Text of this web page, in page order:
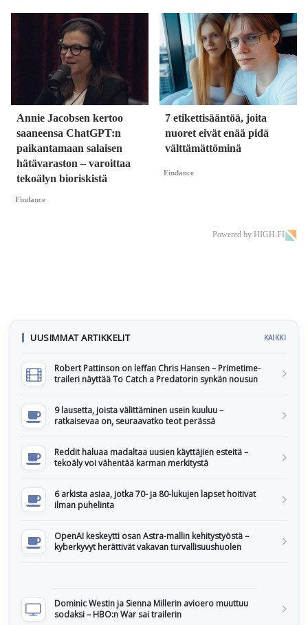
Annie Jacobsen kertoo
saaneensa ChatGPT:n
paikantamaan salaisen
hätävaraston – varoittaa
tekoälyn bioriskistä
Findance
7 etikettisääntöä, joita
nuoret eivät enää pidä
välttämättöminä
Findance
Powered by HIGH.FI
UUSIMMAT ARTIKKELIT KAIKKI
Robert Pattinson on leffan Chris Hansen – Primetime-
traileri näyttää To Catch a Predatorin synkän nousun
9 lausetta, joista välittäminen usein kuuluu –
ratkaisevaa on, seuraavatko teot perässä
Reddit haluaa madaltaa uusien käyttäjien esteitä –
tekoäly voi vähentää karman merkitystä
6 arkista asiaa, jotka 70- ja 80-lukujen lapset hoitivat
ilman puhelinta
OpenAI keskeytti osan Astra-mallin kehitystyöstä –
kyberkyvyt herättivät vakavan turvallisuushuolen
Dominic Westin ja Sienna Millerin avioero muuttuu
sodaksi – HBO:n War sai trailerin